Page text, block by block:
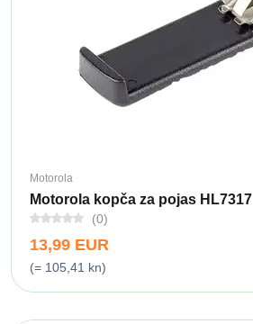
Motorola
Motorola kopča za pojas HL7317
(0)
13,99 EUR
(= 105,41 kn)